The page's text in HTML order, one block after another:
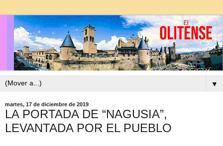
▼
martes, 17 de diciembre de 2019
LA PORTADA DE “NAGUSIA”,
LEVANTADA POR EL PUEBLO